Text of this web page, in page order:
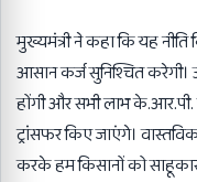
मुख्यमंत्री ने कहा कि यह
आसान कर्ज सुनिश्चित करेगी।
होंगी और सभी लाभ
ट्रांसफर किए जाएंगे।
करके हम किसानों को